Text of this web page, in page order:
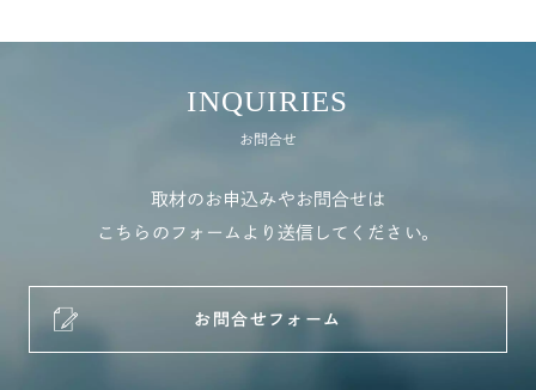
INQUIRIES
お問合せ
取材のお申込みやお問合せは
こちらのフォームより送信してください。
お問合せフォーム